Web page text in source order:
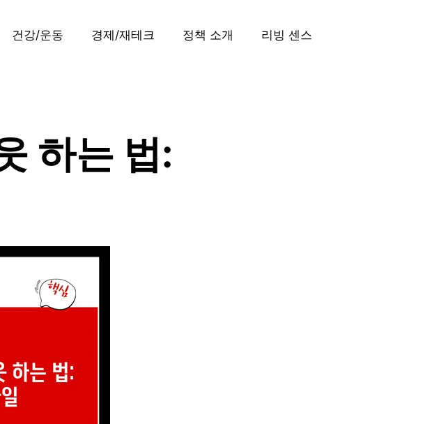
건강/운동 경제/재테크 정책 소개 리빙 센스
하는 법: